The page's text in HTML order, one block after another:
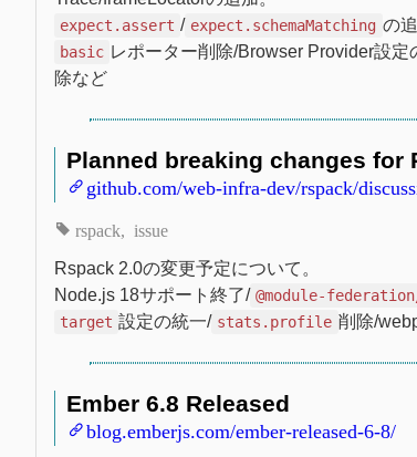
expect.assert / expect.schemaMatching の追
basic レポーター削除/Browser Provider設定
除など
Planned breaking changes for
github.com/web-infra-dev/rspack/
rspack issue
Rspack 2.0の変更予定について。
Node.js 18サポート終了/ @module-
target 設定の統一/ stats.profile 削除/
Ember 6.8 Released
blog.emberjs.com/ember-released-6-8/